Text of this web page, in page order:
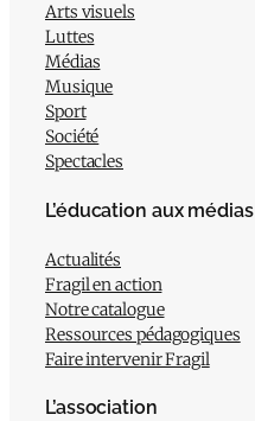
Arts visuels
Luttes
Médias
Musique
Sport
Société
Spectacles
L’éducation aux médias
Actualités
Fragil en action
Notre catalogue
Ressources pédagogiques
Faire intervenir Fragil
L’association